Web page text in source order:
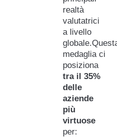
realtà
valutatrici
a livello
medaglia ci
posiziona
tra il 35%
delle
aziende
più
virtuose
per: